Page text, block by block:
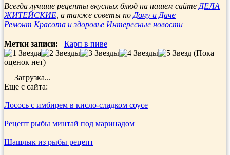
Отправить
Всегда лучшие рецепты вкусных блюд на нашем сайте ДЕЛА
ЖИТЕЙСКИЕ , а также советы по Дому и Даче
Ремонт Красота и здоровье Интересные новости
Метки записи:
Карп в пиве
(Пока
оценок нет)
Загрузка...
Еще с сайта:
Лосось с имбирем в кисло-сладком соусе
Рецепт рыбы минтай под маринадом
Шашлык из рыбы рецепт